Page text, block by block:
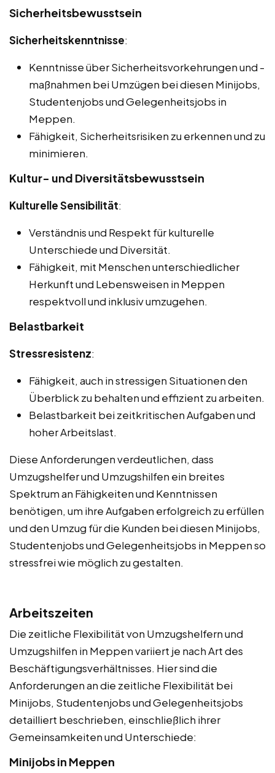
Sicherheitsbewusstsein
Sicherheitskenntnisse:
Kenntnisse über Sicherheitsvorkehrungen und -
maßnahmen bei Umzügen bei diesen Minijobs,
Studentenjobs und Gelegenheitsjobs in
Meppen.
Fähigkeit, Sicherheitsrisiken zu erkennen und zu
minimieren.
Kultur- und Diversitätsbewusstsein
Kulturelle Sensibilität:
Verständnis und Respekt für kulturelle
Unterschiede und Diversität.
Fähigkeit, mit Menschen unterschiedlicher
Herkunft und Lebensweisen in Meppen
respektvoll und inklusiv umzugehen.
Belastbarkeit
Stressresistenz:
Fähigkeit, auch in stressigen Situationen den
Überblick zu behalten und effizient zu arbeiten.
Belastbarkeit bei zeitkritischen Aufgaben und
hoher Arbeitslast.
Diese Anforderungen verdeutlichen, dass
Umzugshelfer und Umzugshilfen ein breites
Spektrum an Fähigkeiten und Kenntnissen
benötigen, um ihre Aufgaben erfolgreich zu erfüllen
und den Umzug für die Kunden bei diesen Minijobs,
Studentenjobs und Gelegenheitsjobs in Meppen so
stressfrei wie möglich zu gestalten.
Arbeitszeiten
Die zeitliche Flexibilität von Umzugshelfern und
Umzugshilfen in Meppen variiert je nach Art des
Beschäftigungsverhältnisses. Hier sind die
Anforderungen an die zeitliche Flexibilität bei
Minijobs, Studentenjobs und Gelegenheitsjobs
detailliert beschrieben, einschließlich ihrer
Gemeinsamkeiten und Unterschiede:
Minijobs in Meppen